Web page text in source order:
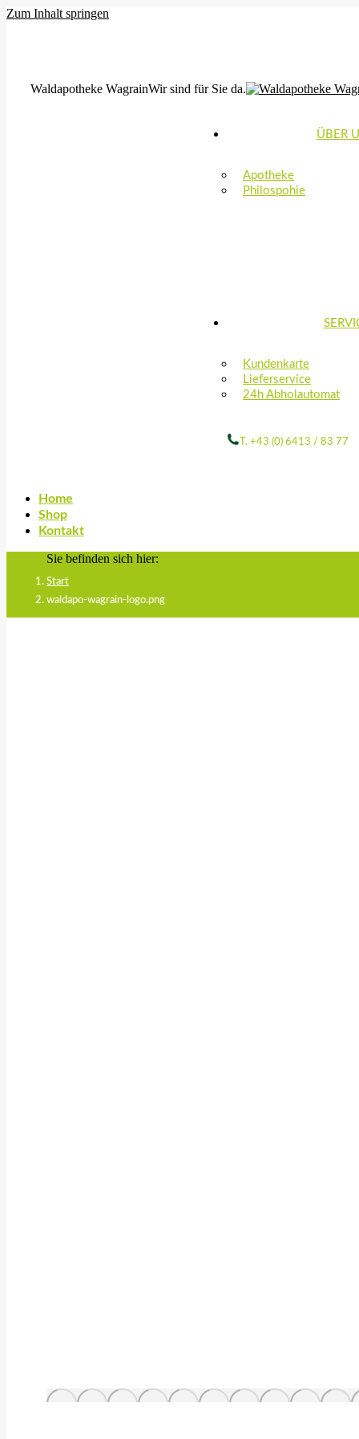
Zum Inhalt springen
Waldapotheke WagrainWir sind für Sie da.
ÜBER
Apotheke
Philospohie
Kundenkarte
Lieferservice
24h Abholautomat
T. +43 (0) 6413 / 83 77
Home
Shop
Kontakt
Sie befinden sich hier:
Start
waldapo-wagrain-logo.png